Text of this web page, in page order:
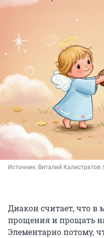
Источник: Виталий Калистратов
Диакон считает, что в
прощения и прощать
Элементарно потому,